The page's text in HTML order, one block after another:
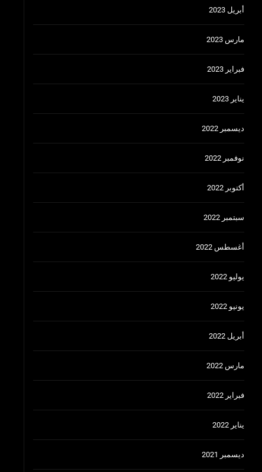
أبريل 2023
مارس 2023
فبراير 2023
يناير 2023
ديسمبر 2022
نوفمبر 2022
أكتوبر 2022
سبتمبر 2022
أغسطس 2022
يوليو 2022
يونيو 2022
أبريل 2022
مارس 2022
فبراير 2022
يناير 2022
ديسمبر 2021